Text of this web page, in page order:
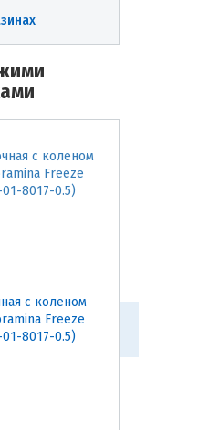
с коленом
Freeze
01-8017-0.5)